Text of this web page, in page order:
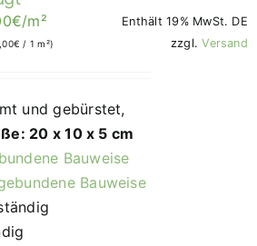
€/m² Enthält 19% MwSt. DE
€ / 1 m²) zzgl.Versand
und gebürstet,
20 x 10 x 5 cm
Bauweise
Bauweise